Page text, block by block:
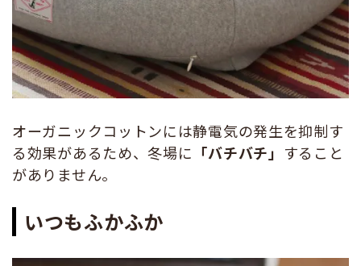
オーガニックコットンには静電気の発生を抑制す
る効果があるため、冬場に 「バチバチ」 すること
がありません。
いつもふかふか